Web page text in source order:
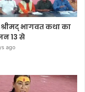
भागवत कथा का
13 से
ago